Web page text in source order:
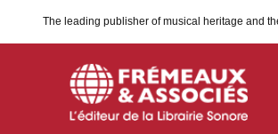
The leading publisher of musical heritage and